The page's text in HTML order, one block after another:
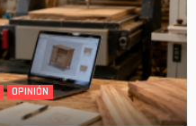
OPINIÓN